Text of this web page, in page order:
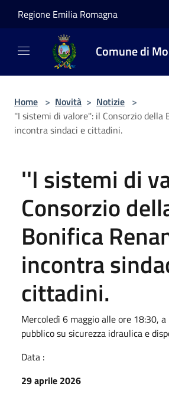
Regione Emilia Romagna
Comune di
Home > Novità > Notizie >
''I sistemi di valore'': il Consorzio della
incontra sindaci e cittadini.
''I sistemi di
Consorzio
Bonifica
incontra
cittadini.
Mercoledì 6 maggio alle ore 18:30,
pubblico su sicurezza idraulica e
Data :
29 aprile 2026